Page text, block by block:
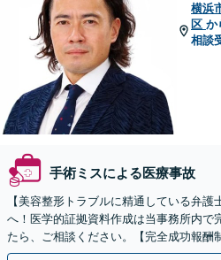
横浜
区 か
相談
手術ミスによる医療事故
【美容整形トラブルに精通している弁
へ！医学的証拠資料作成は当事務所内で
たら、ご相談ください。【完全成功報酬